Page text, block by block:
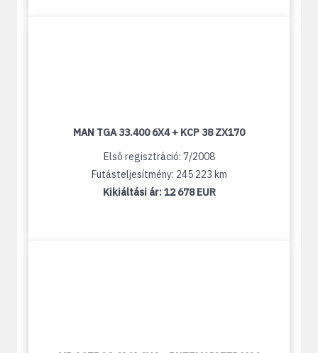
MAN TGA 33.400 6X4 + KCP 38 ZX170
Első regisztráció: 7/2008
Futásteljesítmény: 245 223 km
Kikiáltási ár:12 678 EUR